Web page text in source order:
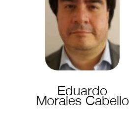
Eduardo
Morales Cabello